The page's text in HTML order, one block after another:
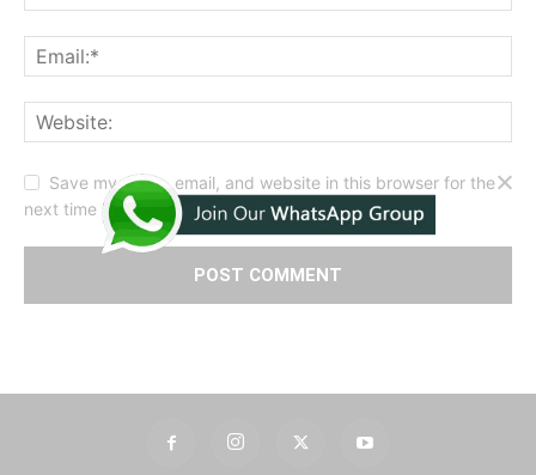
Save my name, email, and website in this browser for the
next time I comment.